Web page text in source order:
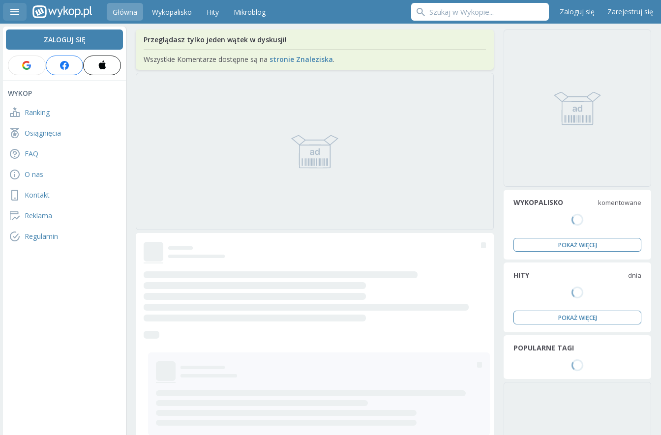
Główna Wykopalisko Hity Mikroblog Zaloguj się Zarejestruj się
ZALOGUJ SIĘ
WYKOP
Ranking
Osiągnięcia
FAQ
O nas
Kontakt
Reklama
Regulamin
Przeglądasz tylko jeden wątek w dyskusji!
Wszystkie Komentarze dostępne są na stronie Znaleziska.
WYKOPALISKO komentowane
POKAŻ WIĘCEJ
HITY dnia
POKAŻ WIĘCEJ
POPULARNE TAGI